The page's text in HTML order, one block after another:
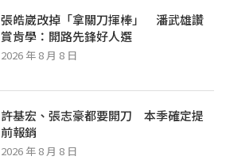
張皓崴改掉「拿關刀揮棒」 潘武雄讚
賞肯學：開路先鋒好人選
2026 年 8 月 8 日
許基宏、張志豪都要開刀 本季確定提
前報銷
2026 年 8 月 8 日